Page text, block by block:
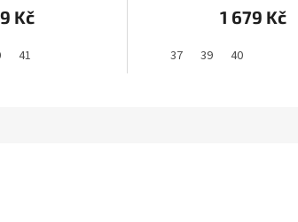
Kč
41
1 679 Kč
37 39 40